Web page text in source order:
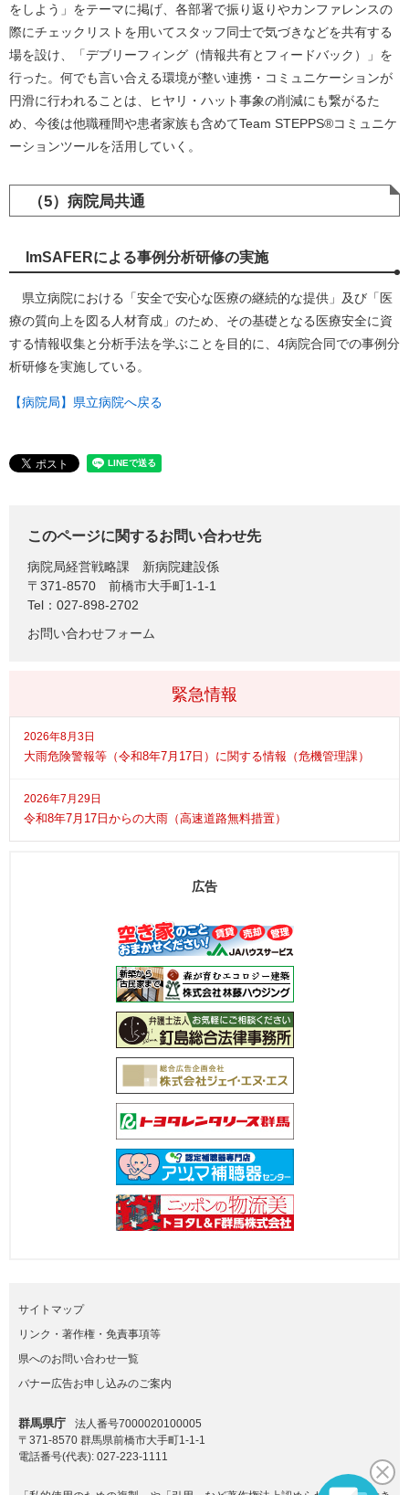
をしよう」をテーマに掲げ、各部署で振り返りやカンファレンスの
際にチェックリストを用いてスタッフ同士で気づきなどを共有する
場を設け、「デブリーフィング（情報共有とフィードバック）」を
行った。何でも言い合える環境が整い連携・コミュニケーションが
円滑に行われることは、ヒヤリ・ハット事象の削減にも繋がるた
め、今後は他職種間や患者家族も含めてTeam STEPPS®コミュニケ
ーションツールを活用していく。
（5）病院局共通
ImSAFERによる事例分析研修の実施
県立病院における「安全で安心な医療の継続的な提供」及び「医
療の質向上を図る人材育成」のため、その基礎となる医療安全に資
する情報収集と分析手法を学ぶことを目的に、4病院合同での事例分
析研修を実施している。
【病院局】県立病院へ戻る
このページに関するお問い合わせ先
病院局経営戦略課
新病院建設係
〒371-8570
前橋市大手町1-1-1
Tel：027-898-2702
お問い合わせフォーム
緊急情報
2026年8月3日
大雨危険警報等（令和8年7月17日）に関する情報（危機管理課）
2026年7月29日
令和8年7月17日からの大雨（高速道路無料措置）
広告
サイトマップ
リンク・著作権・免責事項等
県へのお問い合わせ一覧
バナー広告お申し込みのご案内
群馬県庁
法人番号7000020100005
〒371-8570 群馬県前橋市大手町1-1-1
電話番号(代表): 027-223-1111